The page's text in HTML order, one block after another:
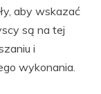
aby wskazać
są na tej
i
wykonania.